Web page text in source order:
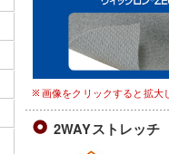
画像をクリックすると拡大
2WAYストレッチ